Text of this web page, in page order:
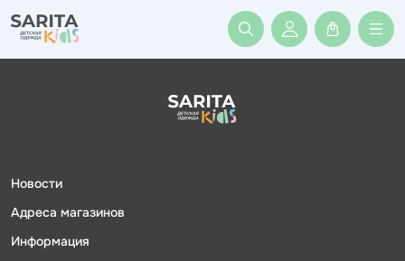
Войти или
Новости
Адреса магазинов
Информация